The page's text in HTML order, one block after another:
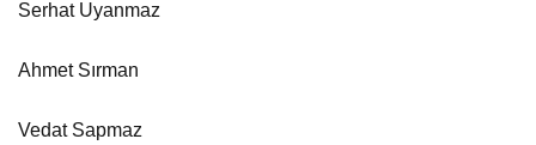
Serhat Uyanmaz
Ahmet Sırman
Vedat Sapmaz